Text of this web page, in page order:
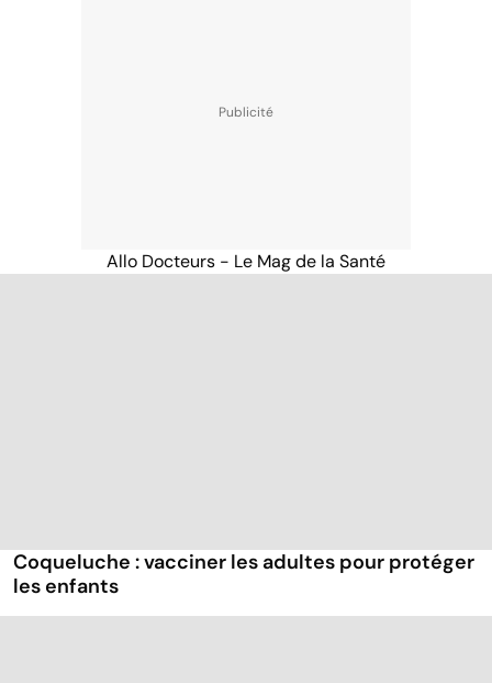
Allo Docteurs - Le Mag de la Santé
Coqueluche : vacciner les adultes pour protéger
les enfants